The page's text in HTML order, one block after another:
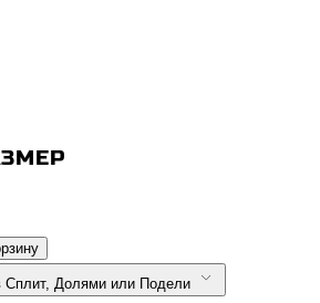
4 × 622 ₽ в Сплит, Долями или Подели